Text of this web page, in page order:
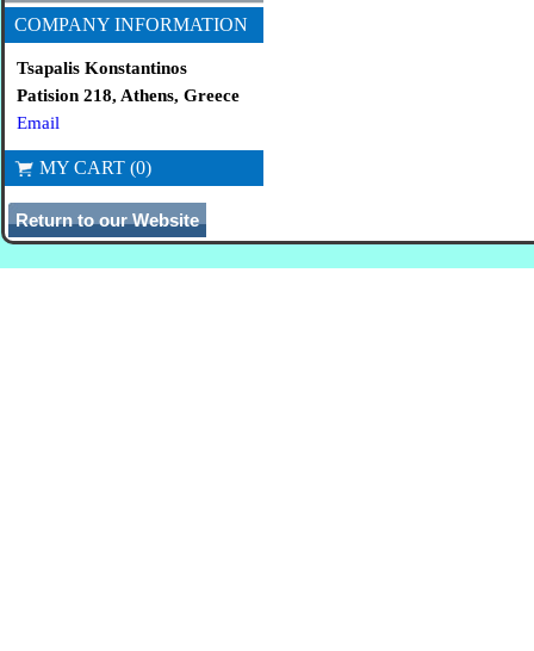
COMPANY INFORMATION
Tsapalis Konstantinos
Patision 218, Athens, Greece
Email
MY CART (0)